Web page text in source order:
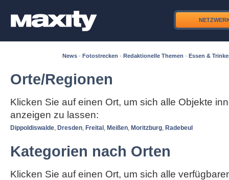
News · Fotostrecken · Redaktionelle Themen · Essen &
Orte/Regionen
Klicken Sie auf einen Ort, um sich alle Objekte
anzeigen zu lassen:
Dippoldiswalde, Dresden, Freital , Meißen, Moritzburg, Radebeul
Kategorien nach Orten
Klicken Sie auf einen Ort, um sich alle